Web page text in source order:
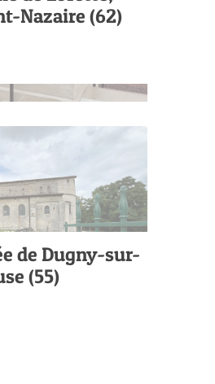
Nazaire (62)
de Dugny-sur-
(55)